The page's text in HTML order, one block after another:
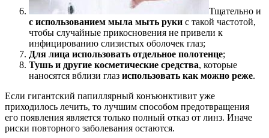
Тщательно и
с использованием мыла мыть руки с такой частотой,
чтобы случайные прикосновения не привели к
инфицированию слизистых оболочек глаз;
Для лица использовать отдельное полотенце;
Тушь и другие косметические средства, которые
наносятся вблизи глаз использовать как можно реже.
Если гигантский папиллярный конъюнктивит уже
приходилось лечить, то лучшим способом предотвращения
его появления является только полный отказ от линз. Иначе
риски повторного заболевания остаются.